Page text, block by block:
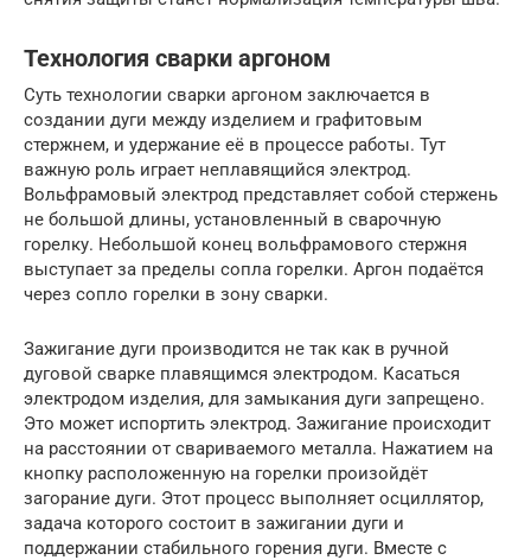
Технология сварки аргоном
Суть технологии сварки аргоном заключается в
создании дуги между изделием и графитовым
стержнем, и удержание её в процессе работы. Тут
важную роль играет неплавящийся электрод.
Вольфрамовый электрод представляет собой стержень
не большой длины, установленный в сварочную
горелку. Небольшой конец вольфрамового стержня
выступает за пределы сопла горелки. Аргон подаётся
через сопло горелки в зону сварки.
Зажигание дуги производится не так как в ручной
дуговой сварке плавящимся электродом. Касаться
электродом изделия, для замыкания дуги запрещено.
Это может испортить электрод. Зажигание происходит
на расстоянии от свариваемого металла. Нажатием на
кнопку расположенную на горелки произойдёт
загорание дуги. Этот процесс выполняет осциллятор,
задача которого состоит в зажигании дуги и
поддержании стабильного горения дуги. Вместе с